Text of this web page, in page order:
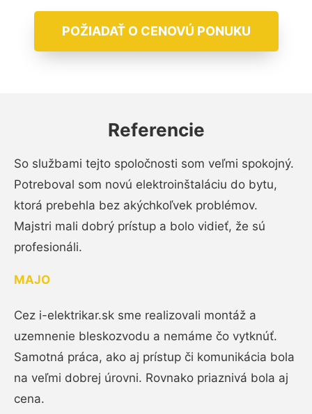
POŽIADAŤ O CENOVÚ PONUKU
Referencie
So službami tejto spoločnosti som veľmi spokojný.
Potreboval som novú elektroinštaláciu do bytu,
ktorá prebehla bez akýchkoľvek problémov.
Majstri mali dobrý prístup a bolo vidieť, že sú
profesionáli.
MAJO
Cez i-elektrikar.sk sme realizovali montáž a
uzemnenie bleskozvodu a nemáme čo vytknúť.
Samotná práca, ako aj prístup či komunikácia bola
na veľmi dobrej úrovni. Rovnako priaznivá bola aj
cena.